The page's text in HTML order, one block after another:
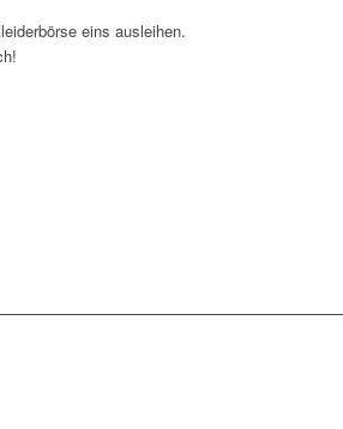
eins ausleihen.